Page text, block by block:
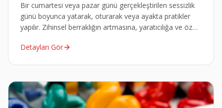
Bir cumartesi veya pazar günü gerçekleştirilen sessizlik
günü boyunca yatarak, oturarak veya ayakta pratikler
yapılır. Zihinsel berraklığın artmasına, yaratıcılığa ve öz
Detayları Gör